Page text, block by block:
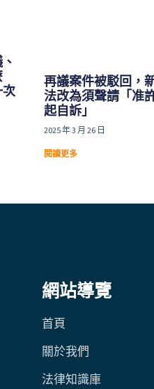
次
再議案件被駁回，
法改為須聲請「准
起自訴」
2025 年 3 月 26 日
閱讀更多
網站導覽
首頁
關於我們
法律知識庫